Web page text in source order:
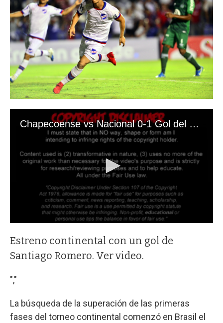
Estreno continental con un gol de
Santiago Romero. Ver video.
","
La búsqueda de la superación de las primeras
fases del torneo continental comenzó en Brasil el